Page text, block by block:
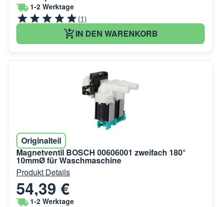
1-2 Werktage
(1)
IN DEN WARENKORB
Originalteil
Magnetventil BOSCH 00606001 zweifach 180°
10mmØ für Waschmaschine
Produkt Details
54,39 €
1-2 Werktage